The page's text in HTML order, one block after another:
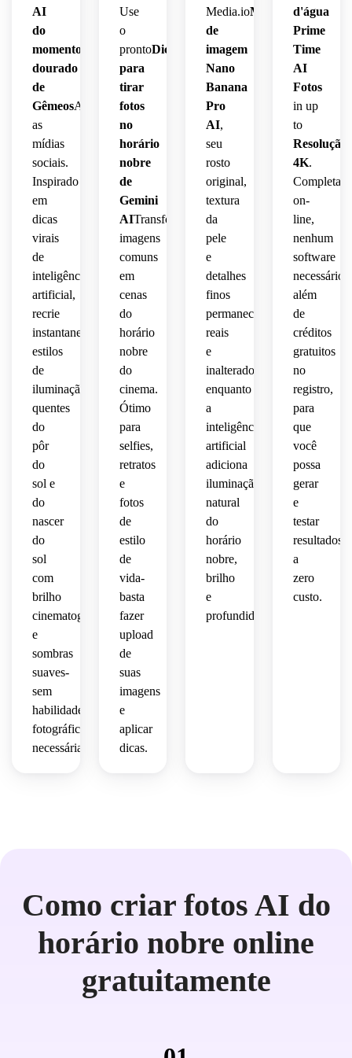
AI
do
momento
dourado
de
GêmeosAssumir
as
mídias
sociais.
Inspirado
em
dicas
virais
de
inteligência
artificial,
recrie
instantaneamente
estilos
de
iluminação
quentes
do
pôr
do
sol e
do
nascer
do
sol
com
brilho
cinematográfico
e
sombras
suaves-
sem
habilidades
fotográficas
necessárias.
Use
o
prontoDicas
para
tirar
fotos
no
horário
nobre
de
Gemini
AITransforme
imagens
comuns
em
cenas
do
horário
nobre
do
cinema.
Ótimo
para
selfies,
retratos
e
fotos
de
estilo
de
vida-
basta
fazer
upload
de
suas
imagens
e
aplicar
dicas.
Media.ioModelo
de
imagem
Nano
Banana
Pro
AI,
seu
rosto
original,
textura
da
pele
e
detalhes
finos
permanecem
reais
e
inalterados,
enquanto
a
inteligência
artificial
adiciona
iluminação
natural
do
horário
nobre,
brilho
e
profundidade.
d'água
Prime
Time
AI
Fotos
in up
to
Resolução
4K.
on-
line,
nenhum
software
necessário,
além
de
créditos
gratuitos
no
registro,
para
que
você
possa
gerar
e
testar
resultados
a
zero
custo.
Como criar fotos AI do
horário nobre online
gratuitamente